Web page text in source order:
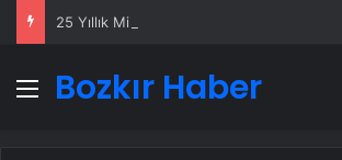
Menü
Bozkır Haber